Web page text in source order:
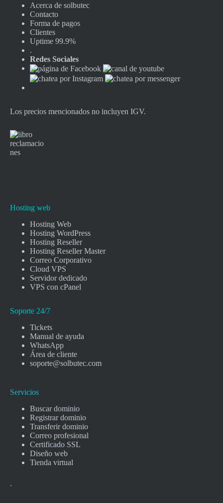
Acerca de solbutec
Contacto
Forma de pagos
Clientes
Uptime 99.9%
.
Redes Sociales
Los precios mencionados no incluyen IGV.
Hosting web
Hosting Web
Hosting WordPress
Hosting Reseller
Hosting Reseller Master
Correo Corporativo
Cloud VPS
Servidor dedicado
VPS con cPanel
Soporte 24/7
Tickets
Manual de ayuda
WhatsApp
Área de cliente
soporte@solbutec.com
Servicios
Buscar dominio
Registrar dominio
Transferir dominio
Correo profesional
Certificado SSL
Diseño web
Tienda virtual
.